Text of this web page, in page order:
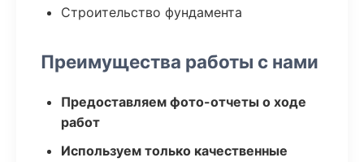
Строительство фундамента
Преимущества работы с нами
Предоставляем фото-отчеты о ходе
работ
Используем только качественные